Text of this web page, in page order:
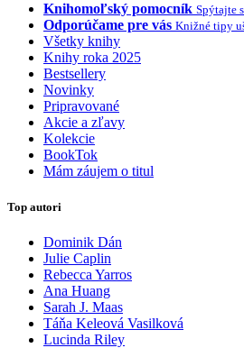
Knihomoľský pomocník Spýtajte
Odporúčame pre vás Knižné tipy
Všetky knihy
Knihy roka 2025
Bestsellery
Novinky
Pripravované
Akcie a zľavy
Kolekcie
BookTok
Mám záujem o titul
Top autori
Dominik Dán
Julie Caplin
Rebecca Yarros
Ana Huang
Sarah J. Maas
Táňa Keleová Vasilková
Lucinda Riley